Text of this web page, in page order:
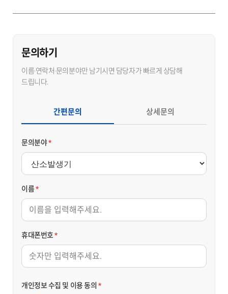
문의하기
이름·연락처·문의분야만 남기시면 담당자가 빠르게 상담해
드립니다.
간편문의 상세문의
문의분야*
이름*
휴대폰번호*
개인정보 수집 및 이용 동의 *